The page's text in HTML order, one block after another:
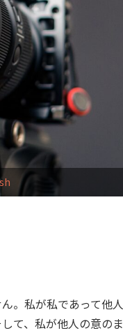
。私が私であって他
て、私が他人の意の